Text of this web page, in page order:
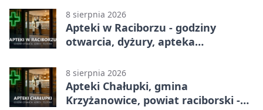
8 sierpnia 2026
Apteki w Raciborzu - godziny
otwarcia, dyżury, apteka
8 sierpnia 2026
Apteki Chałupki, gmina
Krzyżanowice, powiat raciborski -